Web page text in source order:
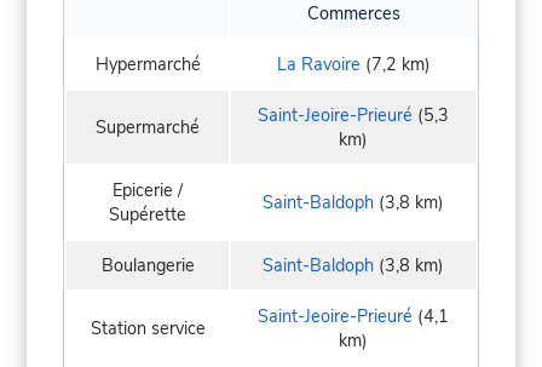
Commerces
Hypermarché La Ravoire (7,2 km)
Supermarché Saint-Jeoire-Prieuré (5,3
km)
Epicerie /
Supérette
Saint-Baldoph (3,8 km)
Boulangerie Saint-Baldoph (3,8 km)
Station service Saint-Jeoire-Prieuré (4,1
km)